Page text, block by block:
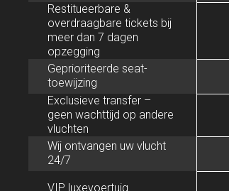
Restitueerbare &
overdraagbare tickets bij
meer dan 7 dagen
opzegging
Geprioriteerde seat-
toewijzing
Exclusieve transfer –
geen wachttijd op andere
vluchten
Wij ontvangen uw vlucht
24/7
VIP luxevoertuig